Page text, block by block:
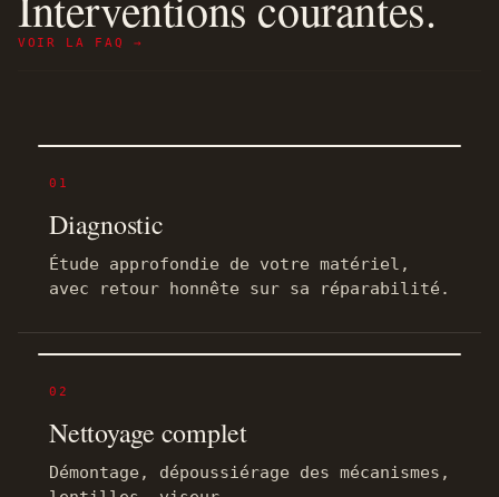
VOIR LA FAQ →
01
Diagnostic
Étude approfondie de votre matériel,
avec retour honnête sur sa réparabilité.
02
Nettoyage complet
Démontage, dépoussiérage des mécanismes,